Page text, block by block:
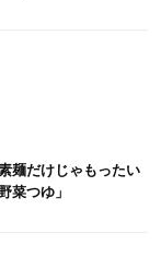
麺だけじゃもったい
菜つゆ」